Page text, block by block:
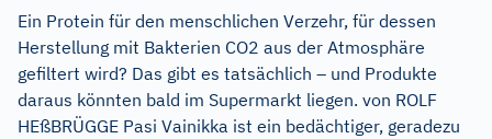
Ein Protein für den menschlichen Verzehr, für dessen
Herstellung mit Bakterien CO2 aus der Atmosphäre
gefiltert wird? Das gibt es tatsächlich – und Produkte
daraus könnten bald im Supermarkt liegen. von ROLF
HEßBRÜGGE Pasi Vainikka ist ein bedächtiger, geradezu